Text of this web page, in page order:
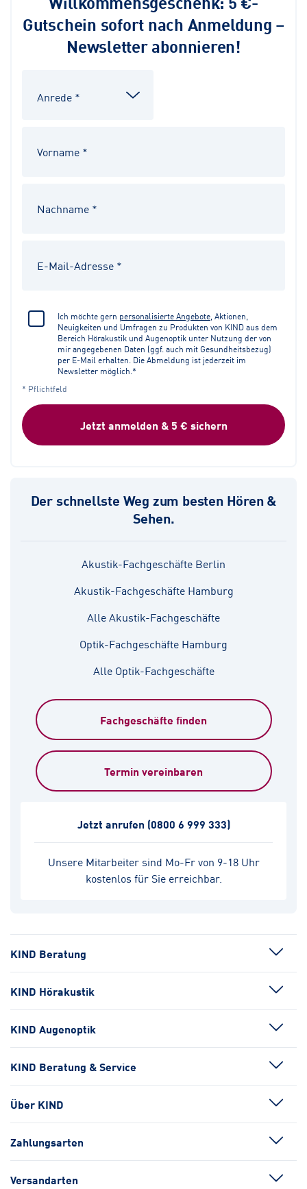
Gutschein sofort nach Anmeldung –
Newsletter abonnieren!
Ich möchte gern personalisierte Angebote , Aktionen,
Neuigkeiten und Umfragen zu Produkten von KIND aus dem
Bereich Hörakustik und Augenoptik unter Nutzung der von
mir angegebenen Daten (ggf. auch mit Gesundheitsbezug)
per E-Mail erhalten. Die Abmeldung ist jederzeit im
Newsletter möglich.*
* Pflichtfeld
Jetzt anmelden & 5 € sichern
Der schnellste Weg zum besten Hören &
Sehen.
Akustik-Fachgeschäfte Berlin
Akustik-Fachgeschäfte Hamburg
Alle Akustik-Fachgeschäfte
Optik-Fachgeschäfte Hamburg
Alle Optik-Fachgeschäfte
Fachgeschäfte finden
Termin vereinbaren
Unsere Mitarbeiter sind Mo-Fr von 9-18 Uhr
kostenlos für Sie erreichbar.
Jetzt anrufen (0800 6 999 333)
KIND Beratung
KIND Hörakustik
KIND Augenoptik
KIND Beratung & Service
Über KIND
Zahlungsarten
Versandarten